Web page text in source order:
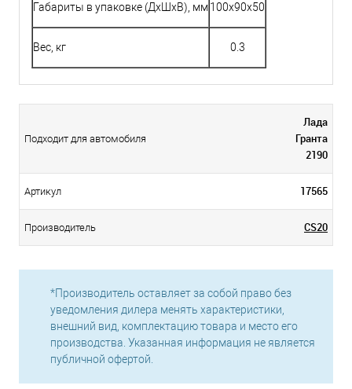
Габариты в упаковке (ДхШхВ), мм100x90x50
Вес, кг 0.3
Подходит для автомобиля
Лада
Гранта
2190
Артикул 17565
Производитель CS20
*Производитель оставляет за собой право без
уведомления дилера менять характеристики,
внешний вид, комплектацию товара и место его
производства. Указанная информация не является
публичной офертой.